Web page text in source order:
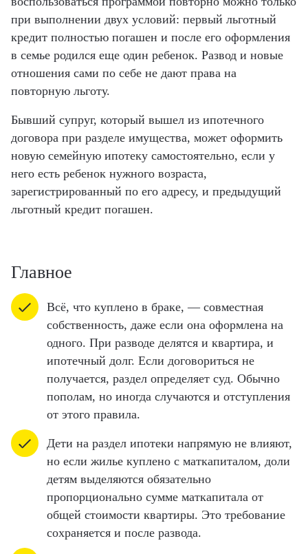
при выполнении двух условий: первый льготный
кредит полностью погашен и после его оформления
в семье родился еще один ребенок. Развод и новые
отношения сами по себе не дают права на
повторную льготу.
Бывший супруг, который вышел из ипотечного
договора при разделе имущества, может оформить
новую семейную ипотеку самостоятельно, если у
него есть ребенок нужного возраста,
зарегистрированный по его адресу, и предыдущий
льготный кредит погашен.
Главное
Всё, что куплено в браке, — совместная
собственность, даже если она оформлена на
одного. При разводе делятся и квартира, и
ипотечный долг. Если договориться не
получается, раздел определяет суд. Обычно
пополам, но иногда случаются и отступления
от этого правила.
Дети на раздел ипотеки напрямую не влияют,
но если жилье куплено с маткапиталом, доли
детям выделяются обязательно
пропорционально сумме маткапитала от
общей стоимости квартиры. Это требование
сохраняется и после развода.